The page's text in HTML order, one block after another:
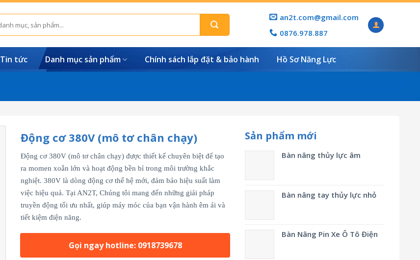
an2t.com@gmail.com
0876.978.887
Tin tức Danh mục sản phẩm Chính sách lắp đặt & bảo hành Hồ Sơ Năng Lực
Sản phẩm mới
Bàn nâng thủy lực âm
Bàn nâng tay thủy lực nhỏ
Bàn Nâng Pin Xe Ô Tô Điện
Động cơ 380V (mô tơ chân chạy)
Động cơ 380V (mô tơ chân chạy) được thiết kế chuyên biệt để tạo
ra momen xoắn lớn và hoạt động bền bỉ trong môi trường khắc
nghiệt. 380V là dòng động cơ thế hệ mới, đảm bảo hiệu suất làm
việc hiệu quả. Tại AN2T, Chúng tôi mang đến những giải pháp
truyền động tối ưu nhất, giúp máy móc của bạn vận hành êm ái và
tiết kiệm điện năng.
Gọi ngay hotline: 0918739678